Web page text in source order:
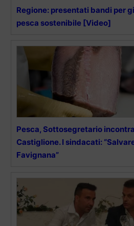
Regione: presentati bandi per
pesca sostenibile [Video]
Pesca, Sottosegretario
Castiglione. I sindacati:
Favignana”